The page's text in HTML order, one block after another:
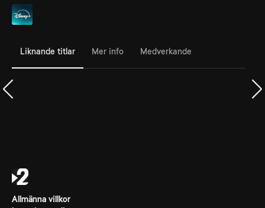
Liknande titlar Mer info Medverkande
Allmänna villkor